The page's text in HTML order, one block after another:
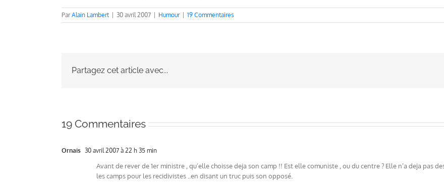
ParAlain Lambert 30 avril 2007 Humour 19 Commentaires
Partagez cet article avec...
19 Commentaires
Ornais 30 avril 2007 à 22 h 35 min
Avant de rever de 1er ministre , qu’elle choisse deja son camp !! Est elle comuniste , ou du centre ? Elle n’a deja pas
les camps pour les recidivistes ..en disant un truc puis son opposé.